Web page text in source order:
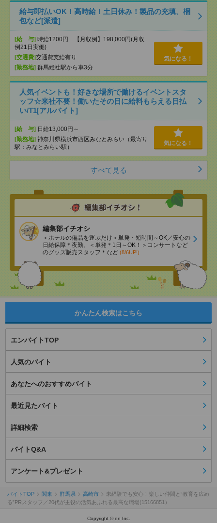
給与即払いOK！高時給！土日休み！製品の充填、梱
包など[派遣]
[給 与] 時給1200円 【月収例】198,000円(月収
例21日実働)
[交通費]交通費支給有り
[勤務地] 群馬総社駅から車3分
気になる！
人気イベントも！好きな場所で働けるイベントスタ
ッフ☆来社不要！働いたその日に給料もらえる日払
い/T1[アルバイト]
[給 与] 日給13,000円～
[勤務地] 神奈川県横浜市西区みなとみらい（最寄り
駅：みなとみらい駅）
気になる！
すべて見る
編集部イチオシ
＜ホテルの備品を運ぶだけ＞単発・短時間～OK／安心の
日給保障＊夜勤、＜単発＊1日～OK！＞コンサートなど
のグッズ販売スタッフ＊など (8/6UP!)
かんたん検索はこちら
エンバイトTOP
人気のバイト
あなたへのおすすめバイト
最近見たバイト
詳細検索
バイトQ&A
アンケート&プレゼント
バイトTOP 関東 群馬県 高崎市
未経験でも安心！楽しい仲間と“教育を広め
る”PRスタッフ／20代が主役の活気あふれる最高な職場(15166851）
Copyright © en Inc.